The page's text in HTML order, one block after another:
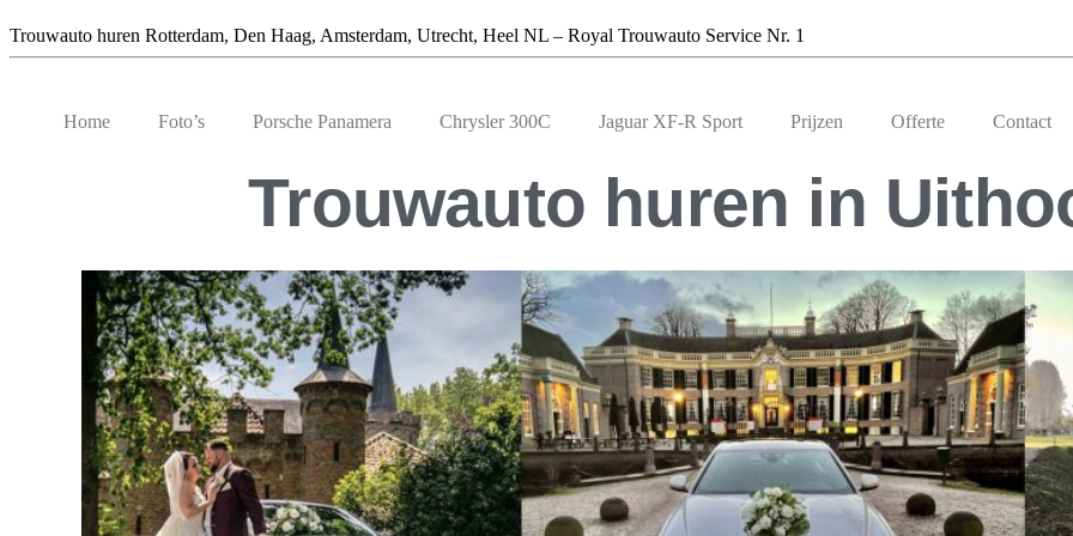
Trouwauto huren Rotterdam, Den Haag, Amsterdam, Utrecht, Heel NL – Royal Trouwauto Service Nr. 1
Home Foto’s Porsche Panamera Chrysler 300C Jaguar XF-R Sport Prijzen Offerte Contact
Trouwauto huren in